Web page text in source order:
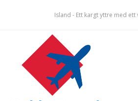
Island - Ett kargt yttre med ett